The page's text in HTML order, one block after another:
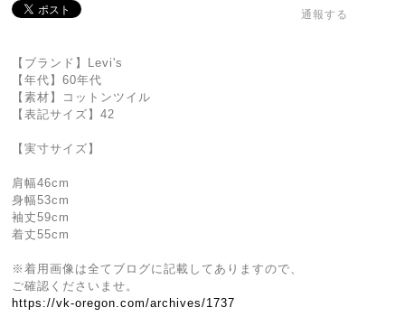
通報する
【ブランド】Levi's
【年代】60年代
【素材】コットンツイル
【表記サイズ】42
【実寸サイズ】
肩幅46cm
身幅53cm
袖丈59cm
着丈55cm
※着用画像は全てブログに記載してありますので、
ご確認くださいませ。
https://vk-oregon.com/archives/1737